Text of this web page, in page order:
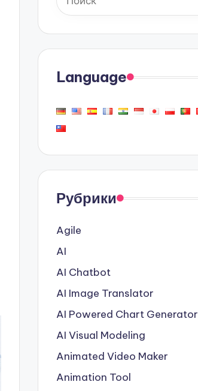
Language
Рубрики
Agile
AI
AI Chatbot
AI Image Translator
AI Powered Chart Generator
AI Visual Modeling
Animated Video Maker
Animation Tool